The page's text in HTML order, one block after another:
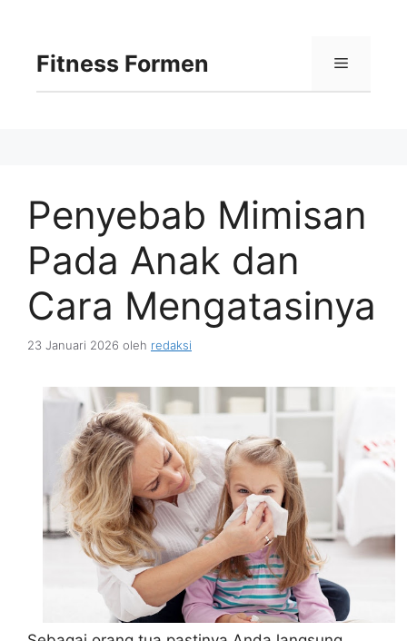
Fitness Formen Menu
Penyebab Mimisan
Pada Anak dan
Cara Mengatasinya
23 Januari 2026 oleh redaksi